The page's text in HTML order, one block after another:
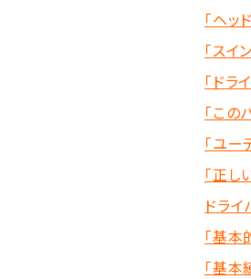
「ヘッ
「ス
「ド
「こ
「ユー
「正し
ドラ
「基本
「基本